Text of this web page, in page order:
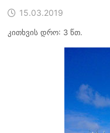
15.03.2019
კითხვის დრო: 3 წთ.